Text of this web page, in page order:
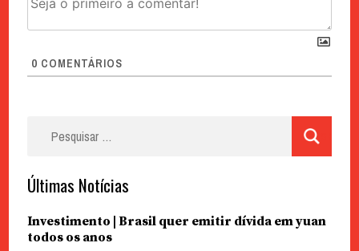
0 COMENTÁRIOS
Últimas Notícias
Investimento | Brasil quer emitir dívida em yuan
todos os anos